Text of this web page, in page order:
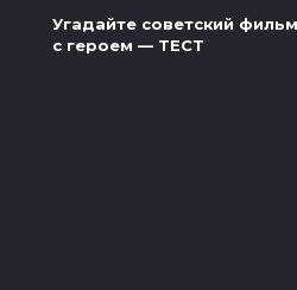
Угадайте советский
с героем — ТЕСТ